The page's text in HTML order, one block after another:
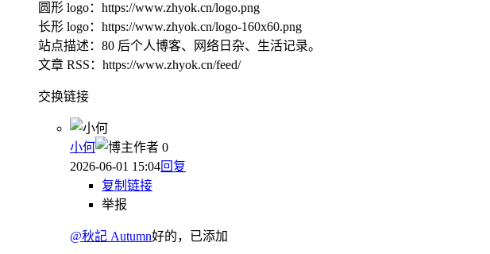
圆形 logo：https://www.zhyok.cn/logo.png
长形 logo：https://www.zhyok.cn/logo-160x60.png
站点描述：80 后个人博客、网络日杂、生活记录。
文章 RSS：https://www.zhyok.cn/feed/
交换链接
小何 作者 0
2026-06-01 15:04回复
复制链接
举报
@秋記 Autumn好的，已添加